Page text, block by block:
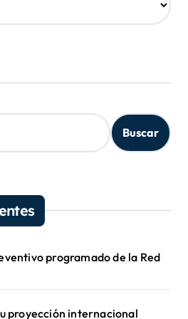
programado de la Red
proyección internacional